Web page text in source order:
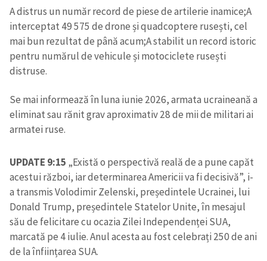
A distrus un număr record de piese de artilerie inamice;A
interceptat 49 575 de drone și quadcoptere rusești, cel
mai bun rezultat de până acum;A stabilit un record istoric
pentru numărul de vehicule și motociclete rusești
distruse.
Se mai informează în luna iunie 2026, armata ucraineană a
eliminat sau rănit grav aproximativ 28 de mii de militari ai
armatei ruse.
UPDATE 9:15 „Există o perspectivă reală de a pune capăt
acestui război, iar determinarea Americii va fi decisivă”, i-
a transmis Volodimir Zelenski, președintele Ucrainei, lui
Donald Trump, președintele Statelor Unite, în mesajul
său de felicitare cu ocazia Zilei Independenței SUA,
marcată pe 4 iulie. Anul acesta au fost celebrați 250 de ani
de la înființarea SUA.